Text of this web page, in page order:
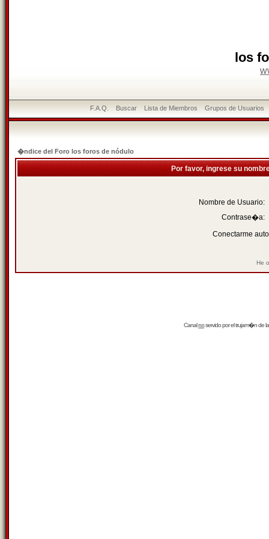
los
F.A.Q. Buscar Lista de Miembros Grupos de Usuarios
�ndice del Foro los foros de nódulo
Por favor, ingrese su
Nombre de Usuario:
Contrase�a:
Conectarme
He
Canalrssservido por eltrujam�nde